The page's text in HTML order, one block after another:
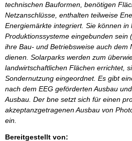
technischen Bauformen, benötigen
Netzanschlüsse, enthalten teilweise
Energiemärkte integriert. Sie können in
Produktionssysteme eingebunden sein
ihre Bau- und Betriebsweise auch dem
dienen. Solarparks werden zum
landwirtschaftlichen Flächen errichtet,
Sondernutzung eingeordnet. Es gibt
nach dem EEG geförderten Ausbau
Ausbau. Der bne setzt sich für einen
akzeptanzgetragenen Ausbau von
ein.
Bereitgestellt von: